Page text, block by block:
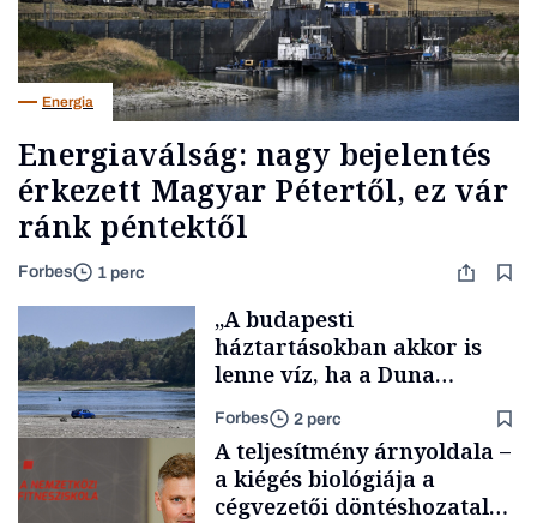
Energia
Energiaválság: nagy bejelentés
érkezett Magyar Pétertől, ez vár
ránk péntektől
Forbes 1 perc
„A budapesti
háztartásokban akkor is
lenne víz, ha a Duna
medrében már egy cseppet
se találnánk”
Forbes 2 perc
A teljesítmény árnyoldala –
a kiégés biológiája a
cégvezetői döntéshozatal